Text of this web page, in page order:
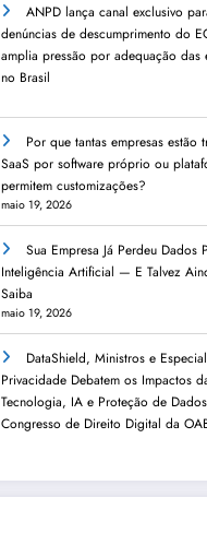
ANPD lança canal exclusivo
denúncias de descumprimento do
amplia pressão por adequação das
no Brasil
Por que tantas empresas estão
SaaS por software próprio ou
permitem customizações?
maio 19, 2026
Sua Empresa Já Perdeu Dados
Inteligência Artificial — E Talvez
Saiba
maio 19, 2026
DataShield, Ministros e
Privacidade Debatem os Impactos
Tecnologia, IA e Proteção de
Congresso de Direito Digital da